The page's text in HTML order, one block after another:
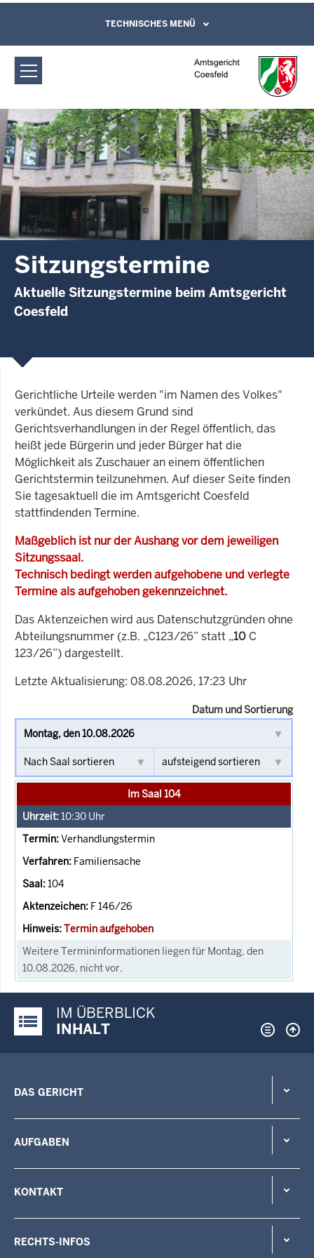
Amtsgericht Coesfeld: Sitzungstermine
Direkt zum Inhalt
Leichte Sprache, Gebärdensprachenvideo
und Kontaktformular
TECHNISCHES MENÜ
Sitzungstermine
Aktuelle Sitzungstermine beim Amtsgericht
Coesfeld
Gerichtliche Urteile werden "im Namen des Volkes"
verkündet. Aus diesem Grund sind
Gerichtsverhandlungen in der Regel öffentlich, das
heißt jede Bürgerin und jeder Bürger hat die
Möglichkeit als Zuschauer an einem öffentlichen
Gerichtstermin teilzunehmen. Auf dieser Seite finden
Sie tagesaktuell die im Amtsgericht Coesfeld
stattfindenden Termine.
Maßgeblich ist nur der Aushang vor dem jeweiligen
Sitzungssaal.
Technisch bedingt werden aufgehobene und verlegte
Termine als aufgehoben gekennzeichnet.
Das Aktenzeichen wird aus Datenschutzgründen ohne
Abteilungsnummer (z.B. „C123/26” statt „10 C
123/26”) dargestellt.
Letzte Aktualisierung: 08.08.2026, 17:23 Uhr
Datum und Sortierung
Im Saal 104
10:30 Uhr
Verhandlungstermin
Familiensache
104
F 146/26
Termin aufgehoben
Weitere Termininformationen liegen für Montag, den
10.08.2026, nicht vor.
Justiz-Portal im Überblick:
IM ÜBERBLICK
INHALT
DAS GERICHT
AUFGABEN
KONTAKT
RECHTS-INFOS